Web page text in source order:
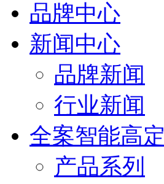
品牌中心
新闻中心
品牌新闻
行业新闻
全案智能高定
产品系列